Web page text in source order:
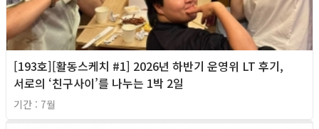
[193호][활동스케치 #1] 2026년 하반기 운영위 LT 후기,
서로의 ‘친구사이’를 나누는 1박 2일
기간 : 7월